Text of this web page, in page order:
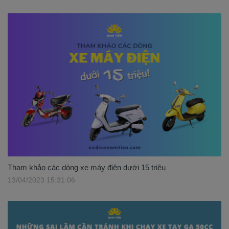
Tham khảo các dòng xe máy điện dưới 15 triệu
13/04/2023 15:31:06